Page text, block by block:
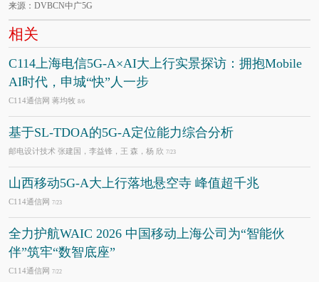
来源：DVBCN中广5G
相关
C114上海电信5G-A×AI大上行实景探访：拥抱Mobile
AI时代，申城“快”人一步
C114通信网 蒋均牧 8/6
基于SL-TDOA的5G-A定位能力综合分析
邮电设计技术 张建国，李益锋，王 森，杨 欣 7/23
山西移动5G-A大上行落地悬空寺 峰值超千兆
C114通信网 7/23
全力护航WAIC 2026 中国移动上海公司为“智能伙
伴”筑牢“数智底座”
C114通信网 7/22